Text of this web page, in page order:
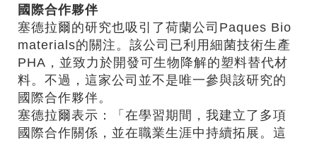
國際合作夥伴
塞德拉爾的研究也吸引了荷蘭公司Paques Bio
materials的關注。該公司已利用細菌技術生產
PHA，並致力於開發可生物降解的塑料替代材
料。不過，這家公司並不是唯一參與該研究的
國際合作夥伴。
塞德拉爾表示：「在學習期間，我建立了多項
國際合作關係，並在職業生涯中持續拓展。這